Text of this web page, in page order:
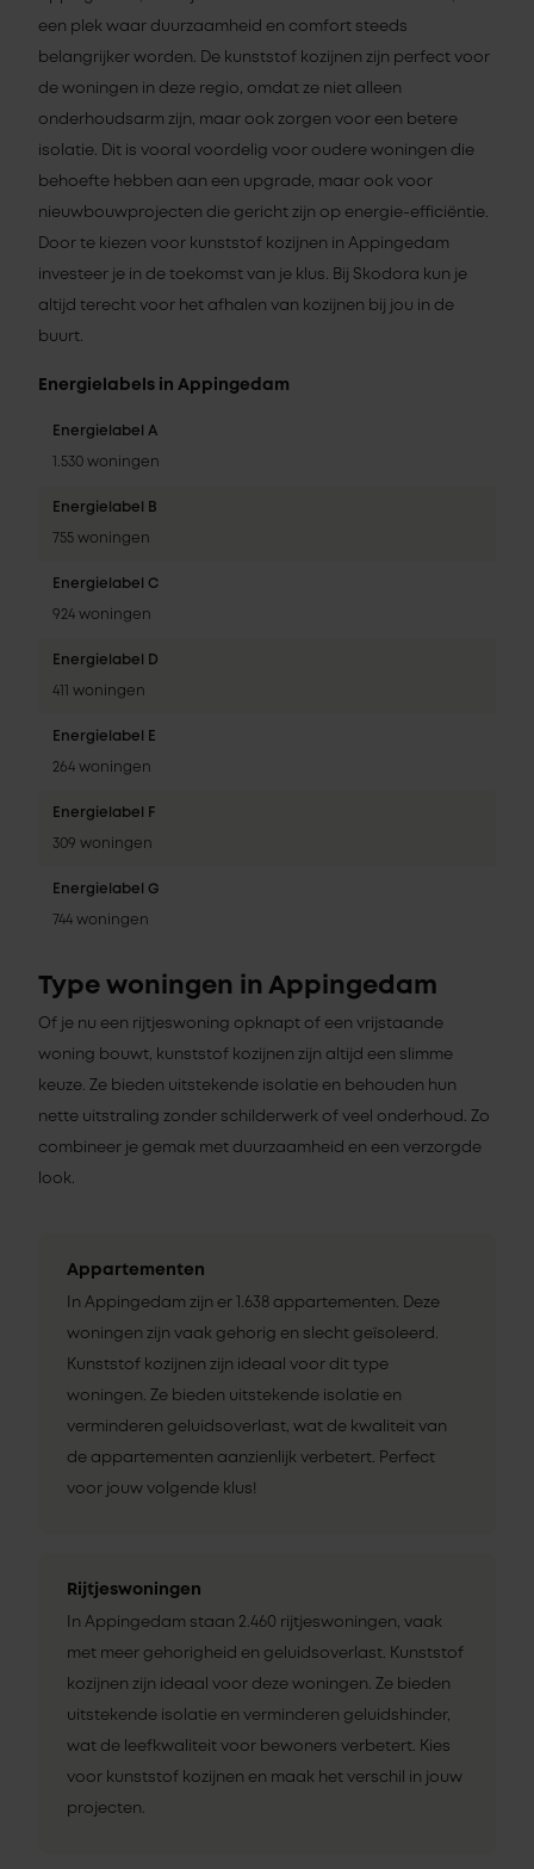
een plek waar duurzaamheid en comfort steeds
belangrijker worden. De kunststof kozijnen zijn perfect voor
de woningen in deze regio, omdat ze niet alleen
onderhoudsarm zijn, maar ook zorgen voor een betere
isolatie. Dit is vooral voordelig voor oudere woningen die
behoefte hebben aan een upgrade, maar ook voor
nieuwbouwprojecten die gericht zijn op energie-efficiëntie.
Door te kiezen voor kunststof kozijnen in Appingedam
investeer je in de toekomst van je klus. Bij Skodora kun je
altijd terecht voor het afhalen van kozijnen bij jou in de
buurt.
Energielabels in Appingedam
Energielabel A
1.530 woningen
Energielabel B
755 woningen
Energielabel C
924 woningen
Energielabel D
411 woningen
Energielabel E
264 woningen
Energielabel F
309 woningen
Energielabel G
744 woningen
Type woningen in Appingedam
Of je nu een rijtjeswoning opknapt of een vrijstaande
woning bouwt, kunststof kozijnen zijn altijd een slimme
keuze. Ze bieden uitstekende isolatie en behouden hun
nette uitstraling zonder schilderwerk of veel onderhoud. Zo
combineer je gemak met duurzaamheid en een verzorgde
look.
Appartementen
In Appingedam zijn er 1.638 appartementen. Deze
woningen zijn vaak gehorig en slecht geïsoleerd.
Kunststof kozijnen zijn ideaal voor dit type
woningen. Ze bieden uitstekende isolatie en
verminderen geluidsoverlast, wat de kwaliteit van
de appartementen aanzienlijk verbetert. Perfect
voor jouw volgende klus!
Rijtjeswoningen
In Appingedam staan 2.460 rijtjeswoningen, vaak
met meer gehorigheid en geluidsoverlast. Kunststof
kozijnen zijn ideaal voor deze woningen. Ze bieden
uitstekende isolatie en verminderen geluidshinder,
wat de leefkwaliteit voor bewoners verbetert. Kies
voor kunststof kozijnen en maak het verschil in jouw
projecten.